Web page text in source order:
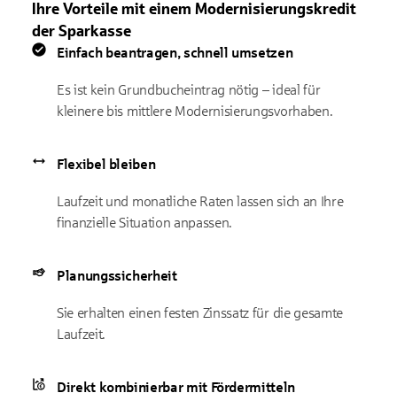
Ihre Vorteile mit einem Modernisierungskredit
der Sparkasse
Einfach beantragen, schnell umsetzen
Es ist kein Grundbucheintrag nötig – ideal für
kleinere bis mittlere Modernisierungsvorhaben.
Flexibel bleiben
Laufzeit und monatliche Raten lassen sich an Ihre
finanzielle Situation anpassen.
Planungssicherheit
Sie erhalten einen festen Zinssatz für die gesamte
Laufzeit.
Direkt kombinierbar mit Fördermitteln